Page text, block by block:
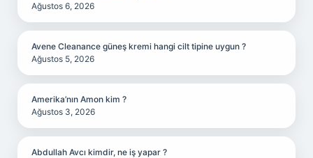
Ağustos 6, 2026
Avene Cleanance güneş kremi hangi cilt tipine uygun ?
Ağustos 5, 2026
Amerika’nın Amon kim ?
Ağustos 3, 2026
Abdullah Avcı kimdir, ne iş yapar ?